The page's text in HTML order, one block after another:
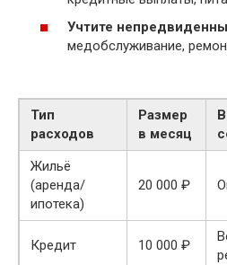
Учтите
медобслуживание,
Тип
расходов
Размер
в месяц
Жильё
(аренда/
ипотека)
20 000 ₽
Кредит 10 000 ₽